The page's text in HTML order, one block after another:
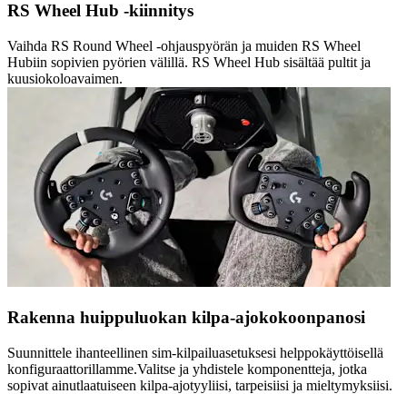
RS Wheel Hub -kiinnitys
Vaihda RS Round Wheel -ohjauspyörän ja muiden RS Wheel
Hubiin sopivien pyörien välillä. RS Wheel Hub sisältää pultit ja
kuusiokoloavaimen.
Rakenna huippuluokan kilpa-ajokokoonpanosi
Suunnittele ihanteellinen sim-kilpailuasetuksesi helppokäyttöisellä
konfiguraattorillamme.Valitse ja yhdistele komponentteja, jotka
sopivat ainutlaatuiseen kilpa-ajotyyliisi, tarpeisiisi ja mieltymyksiisi.